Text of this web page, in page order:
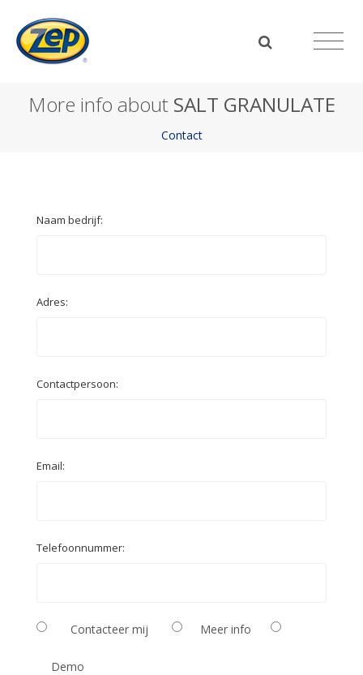
More info about SALT GRANULATE
Contact
Naam bedrijf:
Adres:
Contactpersoon:
Email:
Telefoonnummer:
Contacteer mij Meer info
Demo